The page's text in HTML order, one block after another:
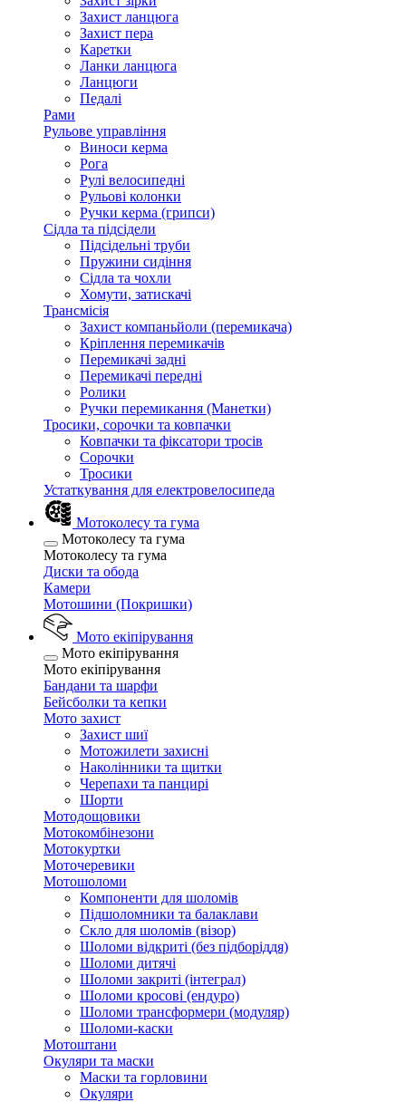
Захист ланцюга
Захист пера
Каретки
Ланки ланцюга
Ланцюги
Педалі
Рами
Рульове управління
Виноси керма
Рога
Рулі велосипедні
Рульові колонки
Ручки керма (грипси)
Сідла та підсідели
Підсідельні труби
Пружини сидіння
Сідла та чохли
Хомути, затискачі
Трансмісія
Захист компаньйоли (перемикача)
Кріплення перемикачів
Перемикачі задні
Перемикачі передні
Ролики
Ручки перемикання (Манетки)
Тросики, сорочки та ковпачки
Ковпачки та фіксатори тросів
Сорочки
Тросики
Устаткування для електровелосипеда
Мотоколесу та гума
Мотоколесу та гума
Мотоколесу та гума
Диски та обода
Камери
Мотошини (Покришки)
Мото екіпірування
Мото екіпірування
Мото екіпірування
Бандани та шарфи
Бейсболки та кепки
Мото захист
Захист шиї
Мотожилети захисні
Наколінники та щитки
Черепахи та панцирі
Шорти
Мотодощовики
Мотокомбінезони
Мотокуртки
Моточеревики
Мотошоломи
Компоненти для шоломів
Підшоломники та балаклави
Скло для шоломів (візор)
Шоломи відкриті (без підборіддя)
Шоломи дитячі
Шоломи закриті (інтеграл)
Шоломи кросові (ендуро)
Шоломи трансформери (модуляр)
Шоломи-каски
Мотоштани
Окуляри та маски
Маски та горловини
Окуляри